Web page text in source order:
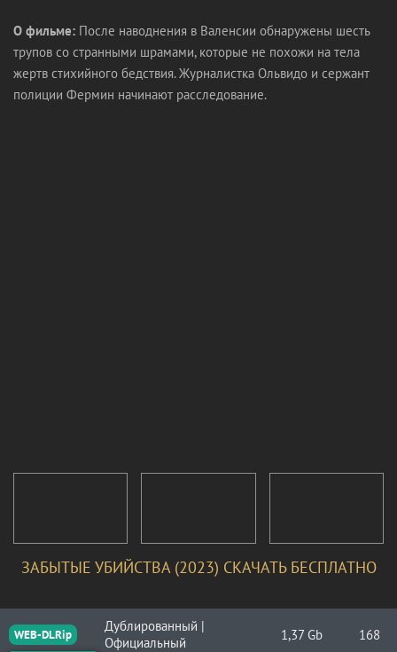
О фильме: После наводнения в Валенсии обнаружены шесть
трупов со странными шрамами, которые не похожи на тела
жертв стихийного бедствия. Журналистка Ольвидо и сержант
полиции Фермин начинают расследование.
ЗАБЫТЫЕ УБИЙСТВА (2023) СКАЧАТЬ БЕСПЛАТНО
WEB-DLRip
Дублированный |
Официальный
1,37 Gb 168